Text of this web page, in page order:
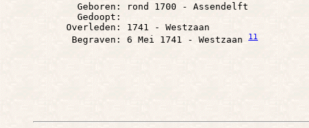
        Geboren: rond 1700 - Assendelft
        Gedoopt:
      Overleden: 1741 - Westzaan
       Begraven: 6 Mei 1741 - Westzaan
11